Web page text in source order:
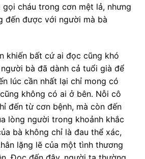
cháu trong cơn mệt lả, nhưng
đến được với người mà bà
khiến bất cứ ai đọc cũng khó
bà đã dành cả tuổi già để
lúc cần nhất lại chỉ mong có
không có ai ở bên. Nỗi cô
đến từ cơn bệnh, mà còn đến
lòng người trong khoảnh khắc
bà không chỉ là đau thể xác,
lặng lẽ của một tình thương